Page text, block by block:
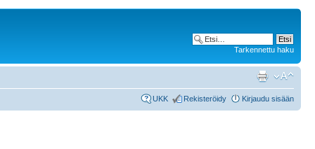
Tarkennettu haku
UKK Rekisteröidy Kirjaudu sisään